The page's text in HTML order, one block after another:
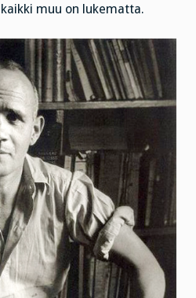
muu on lukematta.